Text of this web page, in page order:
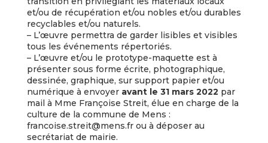
et/ou de récupération et/ou nobles et/ou durables
recyclables et/ou naturels.
– L’œuvre permettra de garder lisibles et visibles
tous les événements répertoriés.
– L’œuvre et/ou le prototype-maquette est à
présenter sous forme écrite, photographique,
dessinée, graphique, sur support papier et/ou
numérique à envoyer avant le 31 mars 2022 par
mail à Mme Françoise Streit, élue en charge de la
culture de la commune de Mens :
francoise.streit@mens.fr ou à déposer au
secrétariat de mairie.